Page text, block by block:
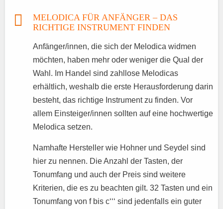
MELODICA FÜR ANFÄNGER – DAS
RICHTIGE INSTRUMENT FINDEN
Anfänger/innen, die sich der Melodica widmen
möchten, haben mehr oder weniger die Qual der
Wahl. Im Handel sind zahllose Melodicas
erhältlich, weshalb die erste Herausforderung darin
besteht, das richtige Instrument zu finden. Vor
allem Einsteiger/innen sollten auf eine hochwertige
Melodica setzen.
Namhafte Hersteller wie Hohner und Seydel sind
hier zu nennen. Die Anzahl der Tasten, der
Tonumfang und auch der Preis sind weitere
Kriterien, die es zu beachten gilt. 32 Tasten und ein
Tonumfang von f bis c‘‘‘ sind jedenfalls ein guter